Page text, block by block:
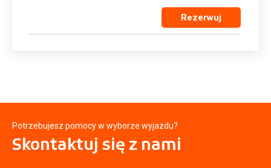
Rezerwuj
Potrzebujesz pomocy w wyborze wyjazdu?
Skontaktuj się z nami